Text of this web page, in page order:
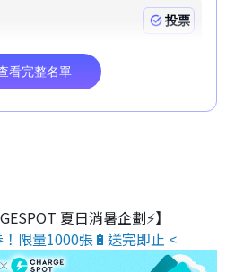
夏日消暑企劃⚡】
限量1000張🔋送完即止 <